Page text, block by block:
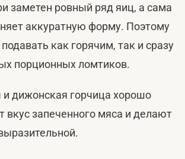
заметен ровный ряд яиц, а сама
аккуратную форму. Поэтому
как горячим, так и сразу
порционных ломтиков.
дижонская горчица хорошо
вкус запеченного мяса и делают